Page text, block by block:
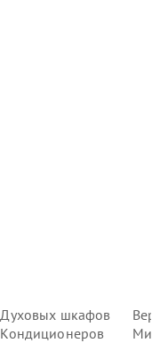
Духовых шкафов
Кондиционеров